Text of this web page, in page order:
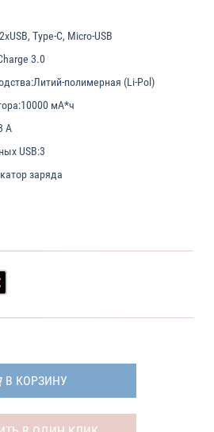
2xUSB, Type-C, Micro-USB
3.0
Литий-полимерная (Li-Pol)
10000 мА*ч
А
USB:3
заряда
В КОРЗИНУ